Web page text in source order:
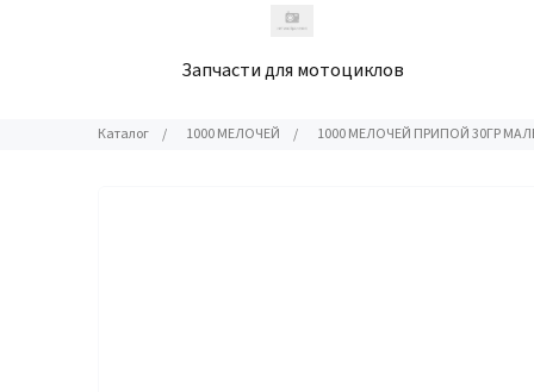
Запчасти для мотоциклов
Каталог / 1000 МЕЛОЧЕЙ / 1000 МЕЛОЧЕЙ ПРИПОЙ 30ГР